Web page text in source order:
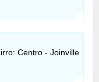
Centro - Joinville